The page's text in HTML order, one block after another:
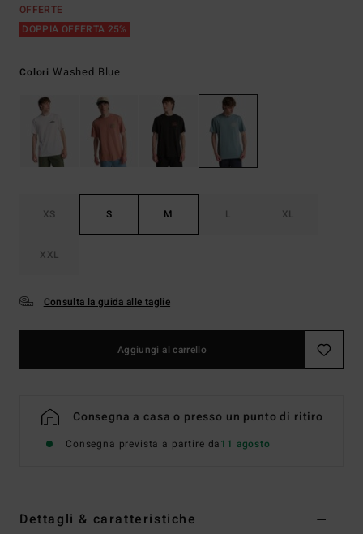
OFFERTE
DOPPIA OFFERTA 25%
Colori Washed Blue
XS S M L XL
XXL
Consulta la guida alle taglie
Aggiungi al carrello
Consegna a casa o presso un punto di ritiro
Consegna prevista a partire da11 agosto
Dettagli & caratteristiche